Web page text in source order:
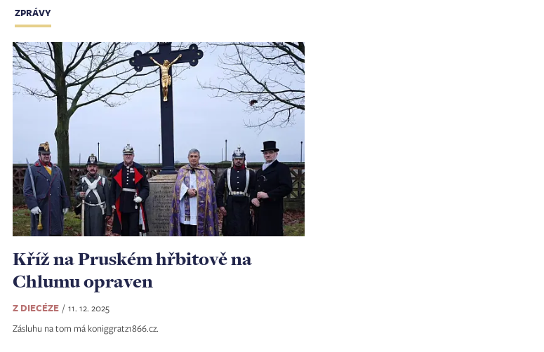
ZPRÁVY
Kříž na Pruském hřbitově na
Chlumu opraven
Z DIECÉZE
11. 12. 2025
Zásluhu na tom má koniggratz1866.cz.